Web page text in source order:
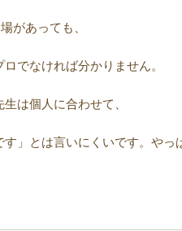
があっても、
でなければ分かりません。
は個人に合わせて、
す」とは言いにくいです。やっ